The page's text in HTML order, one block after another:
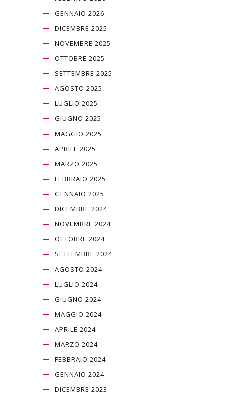
GENNAIO 2026
DICEMBRE 2025
NOVEMBRE 2025
OTTOBRE 2025
SETTEMBRE 2025
AGOSTO 2025
LUGLIO 2025
GIUGNO 2025
MAGGIO 2025
APRILE 2025
MARZO 2025
FEBBRAIO 2025
GENNAIO 2025
DICEMBRE 2024
NOVEMBRE 2024
OTTOBRE 2024
SETTEMBRE 2024
AGOSTO 2024
LUGLIO 2024
GIUGNO 2024
MAGGIO 2024
APRILE 2024
MARZO 2024
FEBBRAIO 2024
GENNAIO 2024
DICEMBRE 2023